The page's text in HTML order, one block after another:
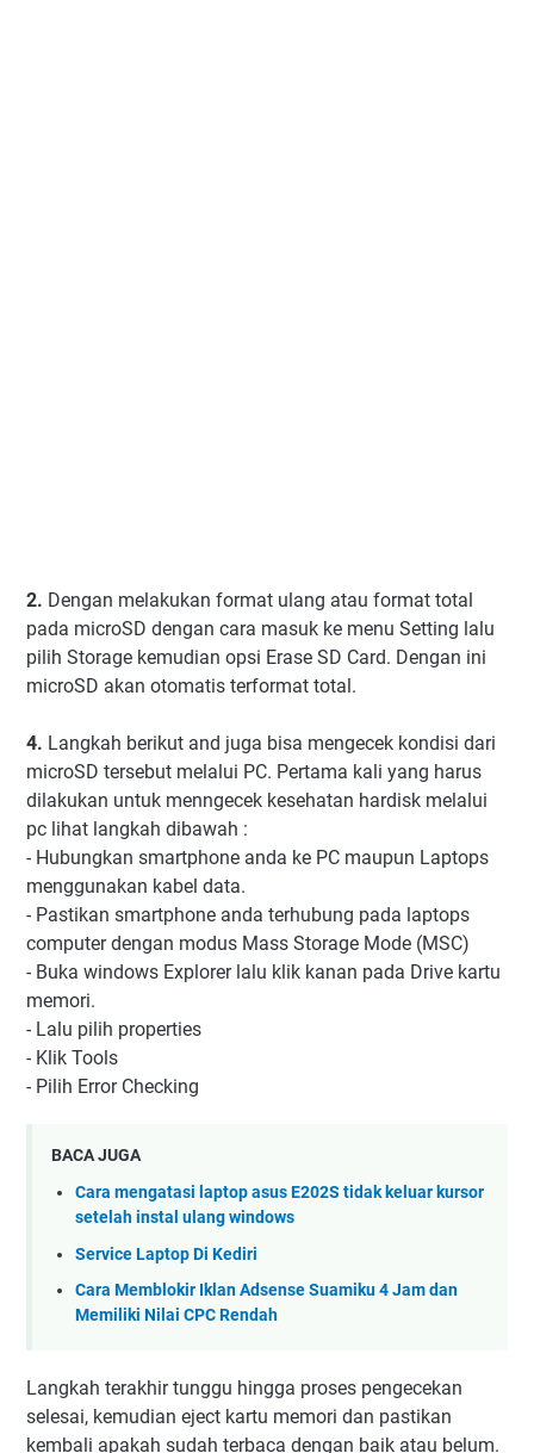
2. Dengan melakukan format ulang atau format total
pada microSD dengan cara masuk ke menu Setting lalu
pilih Storage kemudian opsi Erase SD Card. Dengan ini
microSD akan otomatis terformat total.
4. Langkah berikut and juga bisa mengecek kondisi dari
microSD tersebut melalui PC. Pertama kali yang harus
dilakukan untuk menngecek kesehatan hardisk melalui
pc lihat langkah dibawah :
- Hubungkan smartphone anda ke PC maupun Laptops
menggunakan kabel data.
- Pastikan smartphone anda terhubung pada laptops
computer dengan modus Mass Storage Mode (MSC)
- Buka windows Explorer lalu klik kanan pada Drive kartu
memori.
- Lalu pilih properties
- Klik Tools
- Pilih Error Checking
BACA JUGA
Cara mengatasi laptop asus E202S tidak keluar kursor
setelah instal ulang windows
Service Laptop Di Kediri
Cara Memblokir Iklan Adsense Suamiku 4 Jam dan
Memiliki Nilai CPC Rendah
Langkah terakhir tunggu hingga proses pengecekan
selesai, kemudian eject kartu memori dan pastikan
kembali apakah sudah terbaca dengan baik atau belum.